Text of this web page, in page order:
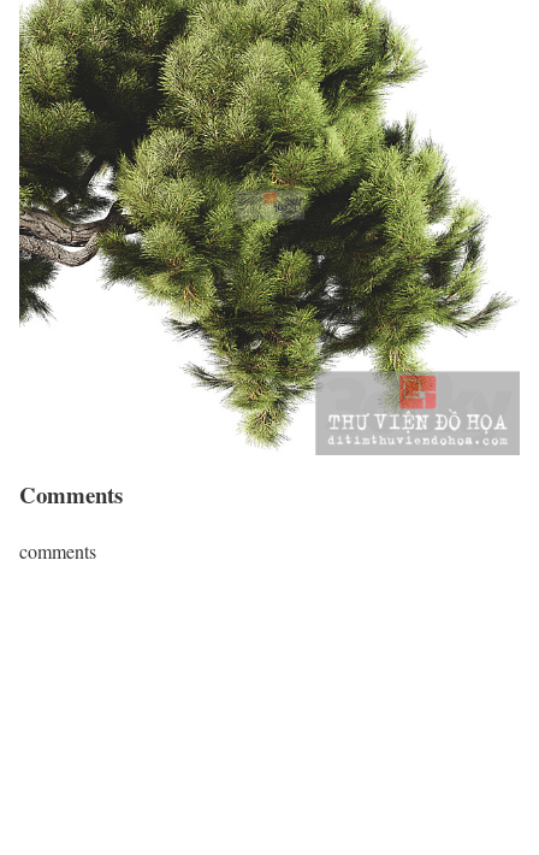
Comments
comments